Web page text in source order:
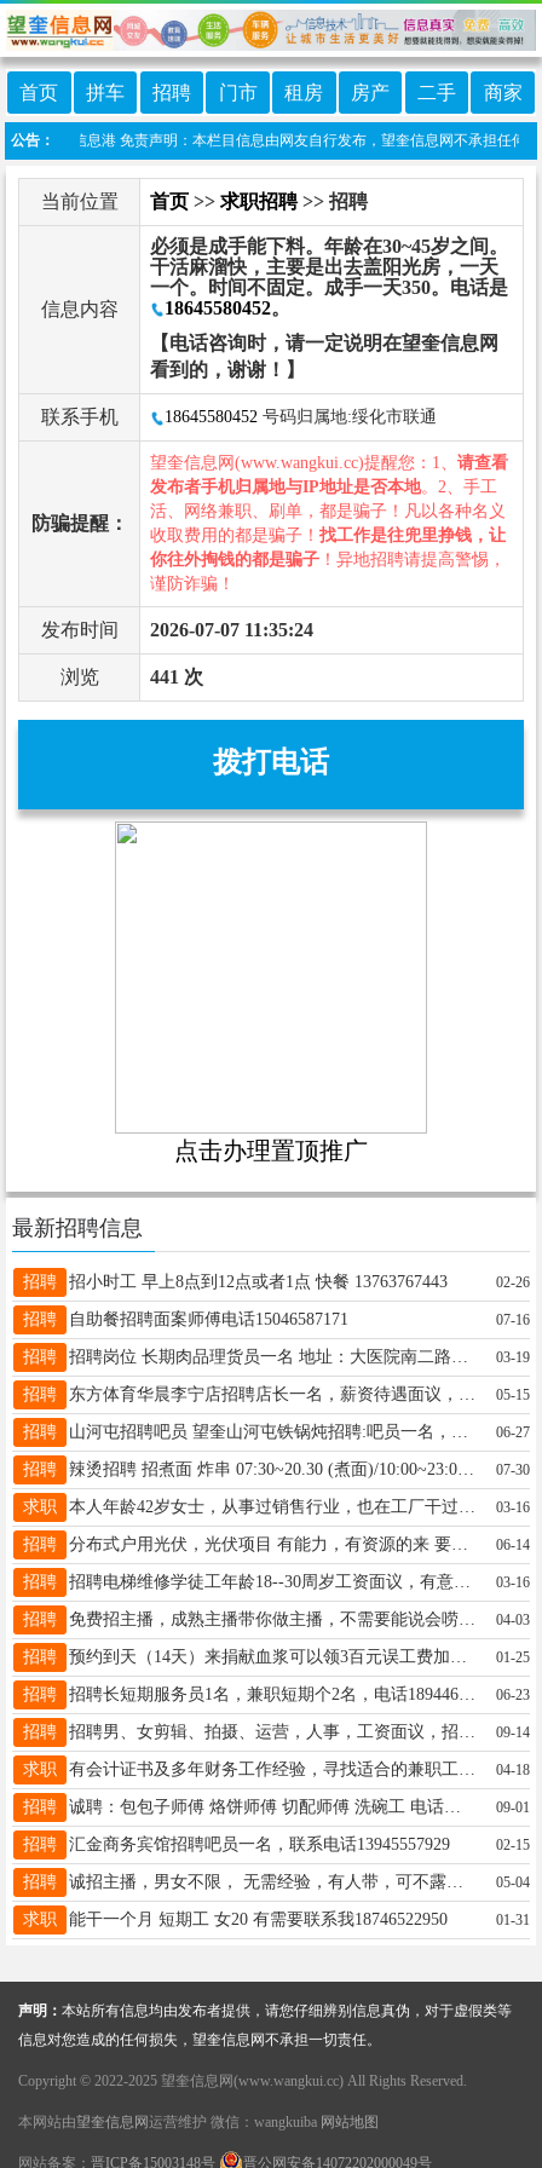
首页 拼车 招聘 门市 租房 房产 二手 商家
公告：
序:望奎信息港 免责声明：本栏目信息由网友自行发布，望奎信息网不承担任何
当前位置 首页 >> 求职招聘>> 招聘
信息内容
必须是成手能下料。年龄在30~45岁之间。
干活麻溜快，主要是出去盖阳光房，一天
一个。时间不固定。成手一天350。电话是
18645580452。
【电话咨询时，请一定说明在望奎信息网
看到的，谢谢！】
联系手机 18645580452 号码归属地:绥化市联通
防骗提醒：
望奎信息网(www.wangkui.cc)提醒您：1、 请查看
发布者手机归属地与IP地址是否本地。2、手工
活、网络兼职、刷单，都是骗子！凡以各种名义
收取费用的都是骗子！ 找工作是往兜里挣钱，让
你往外掏钱的都是骗子 ！异地招聘请提高警惕，
谨防诈骗！
发布时间 2026-07-07 11:35:24
浏览 441 次
拨打电话
点击办理置顶推广
最新招聘信息
招聘 招小时工 早上8点到12点或者1点 快餐 13763767443 02-26
招聘 自助餐招聘面案师傅电话15046587171 07-16
招聘 03-19
招聘 05-15
招聘 06-27
招聘 辣烫招聘 招煮面 炸串 07:30~20.30 (煮面)/10:00~23:00 （成手4000+）15:00~23:00 活简单熟能生巧年龄30到50电话15045538388 07-30
求职 03-16
招聘 分布式户用光伏，光伏项目 有能力，有资源的来 要求；善于沟通，逻辑清晰 待遇丰厚，望奎周边均可 联系方式:15946155373 06-14
招聘 招聘电梯维修学徒工年龄18--30周岁工资面议，有意者请打联系电话17645527111 03-16
招聘 免费招主播，成熟主播带你做主播，不需要能说会唠，有人教，有人帮，有人带时间自由，宝妈，兼职人群都可以，绿色平台，健康直播，下播提现， 微信13199399011 04-03
招聘 01-25
招聘 招聘长短期服务员1名，兼职短期个2名，电话18944620612 06-23
招聘 09-14
求职 04-18
招聘 诚聘：包包子师傅 烙饼师傅 切配师傅 洗碗工 电话： 17604551513 09-01
招聘 汇金商务宾馆招聘吧员一名，联系电话13945557929 02-15
招聘 诚招主播，男女不限， 无需经验，有人带，可不露脸 时间自由，收入上不封顶 只要你想赚钱，肯努力 我们给你平台、流量、资源 一起赚钱，一起成长， 18724771005 05-04
求职 能干一个月 短期工 女20 有需要联系我18746522950 01-31
声明： 本站所有信息均由发布者提供，请您仔细辨别信息真伪，对于虚假类等
信息对您造成的任何损失，望奎信息网不承担一切责任。
Copyright © 2022-2025 望奎信息网(www.wangkui.cc) All Rights Reserved.
本网站由望奎信息网 运营维护 微信：wangkuiba 网站地图
网站备案： 晋ICP备15003148号 晋公网安备14072202000049号